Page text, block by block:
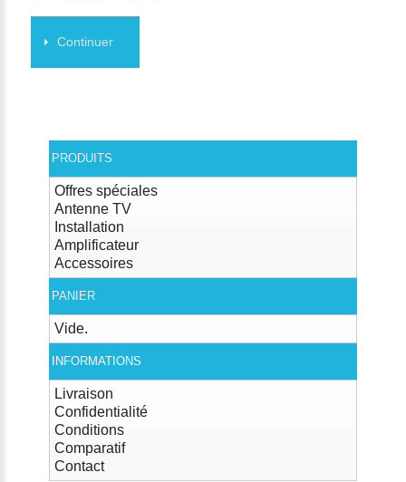
Continuer
PRODUITS
Offres spéciales
Antenne TV
Installation
Amplificateur
Accessoires
PANIER
Vide.
INFORMATIONS
Livraison
Confidentialité
Conditions
Comparatif
Contact